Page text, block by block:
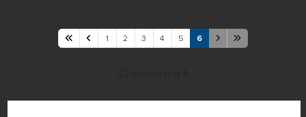
1 2 3 4 5 6